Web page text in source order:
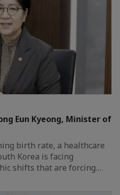
Eun Kyeong, Minister of
birth rate, a healthcare
Korea is facing
shifts that are forcing…